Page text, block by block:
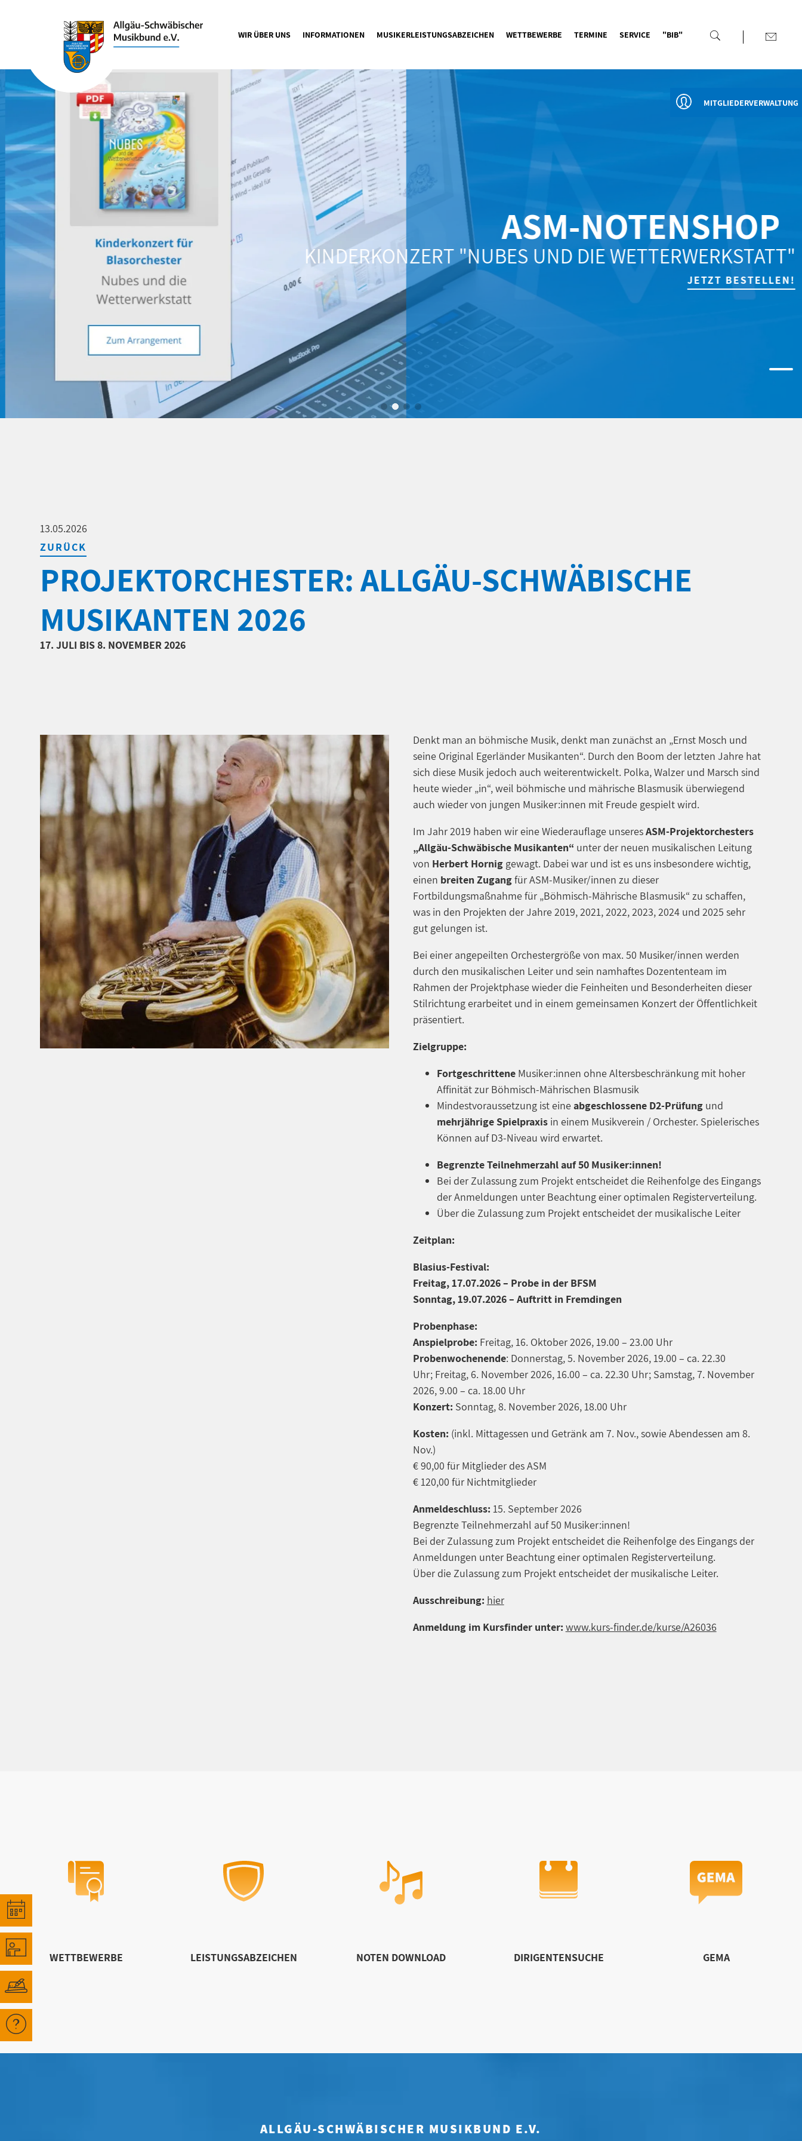
WIR ÜBER UNS INFORMATIONEN MUSIKERLEISTUNGSABZEICHEN WETTBEWERBE TERMINE SERVICE "BIB"
ASM-NOTENSHOP
KINDERKONZERT "NUBES UND DIE WETTERWERKSTATT"
JETZT BESTELLEN!
MITGLIEDERVERWALTUNG
13.05.2026
ZURÜCK
PROJEKTORCHESTER: ALLGÄU-SCHWÄBISCHE
MUSIKANTEN 2026
17. JULI BIS 8. NOVEMBER 2026
Denkt man an böhmische Musik, denkt man zunächst an „Ernst Mosch und
seine Original Egerländer Musikanten“. Durch den Boom der letzten Jahre hat
sich diese Musik jedoch auch weiterentwickelt. Polka, Walzer und Marsch sind
heute wieder „in“, weil böhmische und mährische Blasmusik überwiegend
auch wieder von jungen Musiker:innen mit Freude gespielt wird.
Im Jahr 2019 haben wir eine Wiederauflage unseresASM-Projektorchesters
„Allgäu-Schwäbische Musikanten“ unter der neuen musikalischen Leitung
von Herbert Hornig gewagt. Dabei war und ist es uns insbesondere wichtig,
einen breiten Zugangfür ASM-Musiker/innen zu dieser
Fortbildungsmaßnahme für „Böhmisch-Mährische Blasmusik“ zu schaffen,
was in den Projekten der Jahre 2019, 2021, 2022, 2023, 2024 und 2025 sehr
gut gelungen ist.
Bei einer angepeilten Orchestergröße von max. 50 Musiker/innen werden
durch den musikalischen Leiter und sein namhaftes Dozententeam im
Rahmen der Projektphase wieder die Feinheiten und Besonderheiten dieser
Stilrichtung erarbeitet und in einem gemeinsamen Konzert der Öffentlichkeit
präsentiert.
Zielgruppe:
FortgeschritteneMusiker:innen ohne Altersbeschränkung mit hoher
Affinität zur Böhmisch-Mährischen Blasmusik
Mindestvoraussetzung ist eineabgeschlossene D2-Prüfungund
mehrjährige Spielpraxisin einem Musikverein / Orchester. Spielerisches
Können auf D3-Niveau wird erwartet.
Begrenzte Teilnehmerzahl auf 50 Musiker:innen!
Bei der Zulassung zum Projekt entscheidet die Reihenfolge des Eingangs
der Anmeldungen unter Beachtung einer optimalen Registerverteilung.
Über die Zulassung zum Projekt entscheidet der musikalische Leiter
Zeitplan:
Blasius-Festival:
Freitag, 17.07.2026 – Probe in der BFSM
Sonntag, 19.07.2026 – Auftritt in Fremdingen
Probenphase:
Anspielprobe: Freitag, 16. Oktober 2026, 19.00 – 23.00 Uhr
Probenwochenende: Donnerstag, 5. November 2026, 19.00 – ca. 22.30
Uhr; Freitag, 6. November 2026, 16.00 – ca. 22.30 Uhr; Samstag, 7. November
2026, 9.00 – ca. 18.00 Uhr
Konzert: Sonntag, 8. November 2026, 18.00 Uhr
Kosten: (inkl. Mittagessen und Getränk am 7. Nov., sowie Abendessen am 8.
Nov.)
€ 90,00 für Mitglieder des ASM
€ 120,00 für Nichtmitglieder
Anmeldeschluss: 15. September 2026
Begrenzte Teilnehmerzahl auf 50 Musiker:innen!
Bei der Zulassung zum Projekt entscheidet die Reihenfolge des Eingangs der
Anmeldungen unter Beachtung einer optimalen Registerverteilung.
Über die Zulassung zum Projekt entscheidet der musikalische Leiter.
Ausschreibung: hier
Anmeldung im Kursfinder unter: www.kurs-finder.de/kurse/A26036
WETTBEWERBE LEISTUNGSABZEICHEN NOTEN DOWNLOAD DIRIGENTENSUCHE GEMA
ALLGÄU-SCHWÄBISCHER MUSIKBUND E.V.